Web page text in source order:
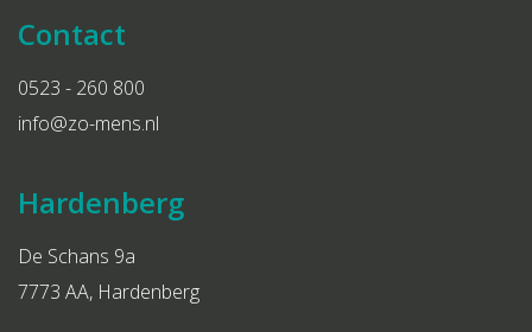
Contact
0523 - 260 800
info@zo-mens.nl
Hardenberg
De Schans 9a
7773 AA, Hardenberg